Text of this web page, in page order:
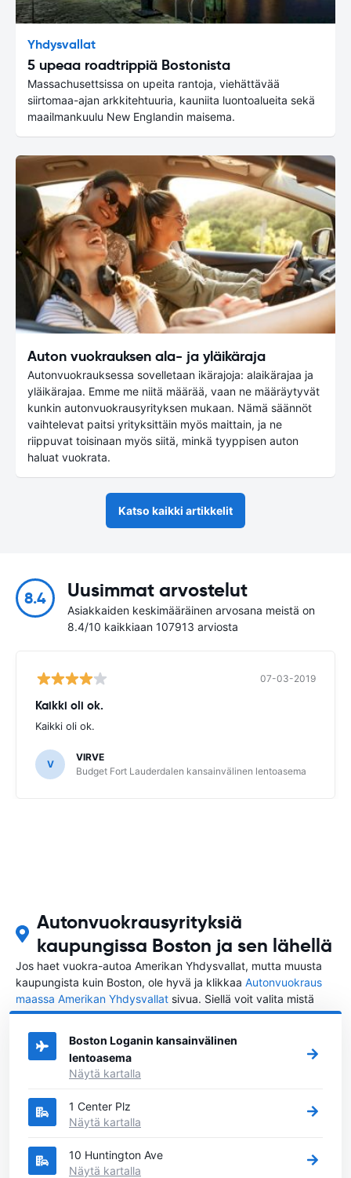
Yhdysvallat
5 upeaa roadtrippiä Bostonista
Massachusettsissa on upeita rantoja, viehättävää
siirtomaa-ajan arkkitehtuuria, kauniita luontoalueita sekä
maailmankuulu New Englandin maisema.
Auton vuokrauksen ala- ja yläikäraja
Autonvuokrauksessa sovelletaan ikärajoja: alaikärajaa ja
yläikärajaa. Emme me niitä määrää, vaan ne määräytyvät
kunkin autonvuokrausyrityksen mukaan. Nämä säännöt
vaihtelevat paitsi yrityksittäin myös maittain, ja ne
riippuvat toisinaan myös siitä, minkä tyyppisen auton
haluat vuokrata.
Katso kaikki artikkelit
8.4 Uusimmat arvostelut
Asiakkaiden keskimääräinen arvosana meistä on
8.4/10 kaikkiaan 107913 arviosta
07-03-2019
Kaikki oli ok.
Kaikki oli ok.
V
VIRVE
Budget Fort Lauderdalen kansainvälinen lentoasema
Autonvuokrausyrityksiä
kaupungissa Boston ja sen lähellä
Jos haet vuokra-autoa Amerikan Yhdysvallat, mutta muusta
kaupungista kuin Boston, ole hyvä ja klikkaa Autonvuokraus
maassa Amerikan Yhdysvallat sivua. Siellä voit valita mistä
kaupungista Amerikan Yhdysvallat haluat vuokrata auton.
Boston Loganin kansainvälinen
lentoasema
Näytä kartalla
1 Center Plz
Näytä kartalla
10 Huntington Ave
Näytä kartalla